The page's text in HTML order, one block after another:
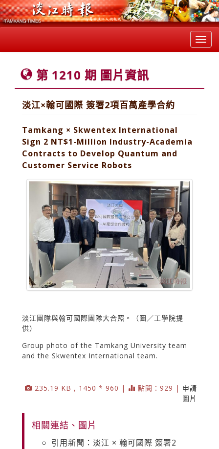
第 1210 期 圖片資訊
淡江×翰可國際 簽署2項百萬產學合約
Tamkang × Skwentex International
Sign 2 NT$1-Million Industry-Academia
Contracts to Develop Quantum and
Customer Service Robots
淡江團隊與翰可國際團隊大合照。（圖／工學院提
供）
Group photo of the Tamkang University team
and the Skwentex International team.
235.19 KB , 1450 * 960 | 點閱：929 | 申請
圖片
相關連結、圖片
引用新聞：淡江 × 翰可國際 簽署2